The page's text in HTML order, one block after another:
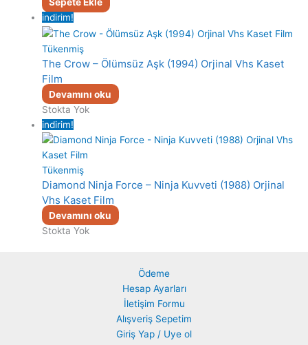
Sepete Ekle
indirim!
Tükenmiş
The Crow – Ölümsüz Aşk (1994) Orjinal Vhs Kaset
Film
Devamını oku
Stokta Yok
indirim!
Tükenmiş
Diamond Ninja Force – Ninja Kuvveti (1988) Orjinal
Vhs Kaset Film
Devamını oku
Stokta Yok
Ödeme
Hesap Ayarları
İletişim Formu
Alışveriş Sepetim
Giriş Yap / Uye ol